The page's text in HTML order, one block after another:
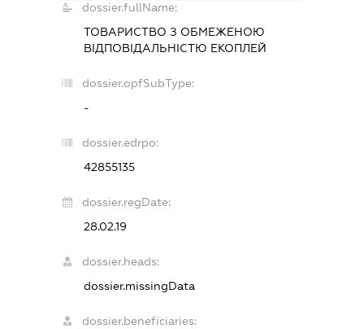
dossier.fullName:
ТОВАРИСТВО З ОБМЕЖЕНОЮ
ВІДПОВІДАЛЬНІСТЮ ЕКОПЛЕЙ
dossier.opfSubType:
-
dossier.edrpo:
42855135
dossier.regDate:
28.02.19
dossier.heads:
dossier.missingData
dossier.beneficiaries: